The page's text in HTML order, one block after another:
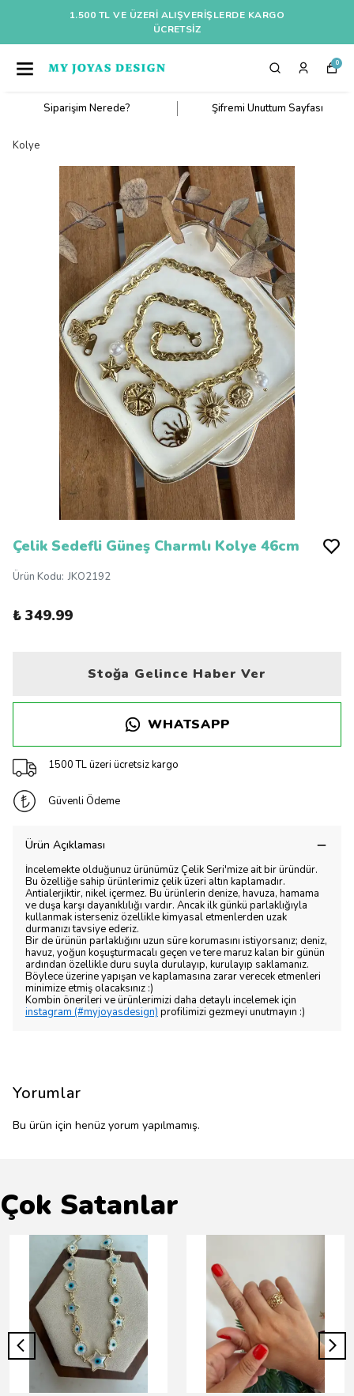
1.500 TL VE ÜZERI ALIŞVERIŞLERDE KARGO
ÜCRETSİZ
0
Siparişim Nerede? Şifremi Unuttum Sayfası
Kolye
Çelik Sedefli Güneş Charmlı Kolye 46cm
Ürün Kodu: JKO2192
₺ 349.99
Stoğa Gelince Haber Ver
WHATSAPP
1500 TL üzeri ücretsiz kargo
Güvenli Ödeme
Ürün Açıklaması
İncelemekte olduğunuz ürünümüz Çelik Seri'mize ait bir üründür.
Bu özelliğe sahip ürünlerimiz çelik üzeri altın kaplamadır.
Antialerjiktir, nikel içermez. Bu ürünlerin denize, havuza, hamama
ve duşa karşı dayanıklılığı vardır. Ancak ilk günkü parlaklığıyla
kullanmak isterseniz özellikle kimyasal etmenlerden uzak
durmanızı tavsiye ederiz.
Bir de ürünün parlaklığını uzun süre korumasını istiyorsanız; deniz,
havuz, yoğun koşuşturmacalı geçen ve tere maruz kalan bir günün
ardından özellikle duru suyla durulayıp, kurulayıp saklamanız.
Böylece üzerine yapışan ve kaplamasına zarar verecek etmenleri
minimize etmiş olacaksınız :)
Kombin önerileri ve ürünlerimizi daha detaylı incelemek için
instagram (#myjoyasdesign) profilimizi gezmeyi unutmayın :)
Yorumlar
Bu ürün için henüz yorum yapılmamış.
Çok Satanlar